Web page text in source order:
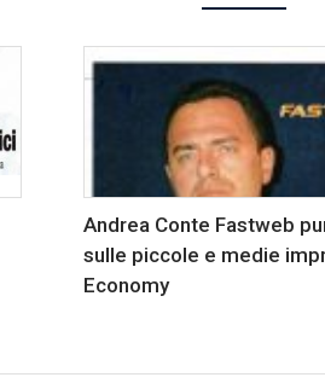
Andrea Conte Fastweb
sulle piccole e medie
Economy